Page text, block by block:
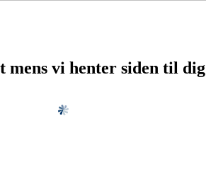
mens vi henter siden til dig